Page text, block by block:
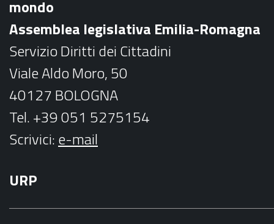
o
k
r
a
m
mondo
Assemblea legislativa Emilia-Romagna
Servizio Diritti dei Cittadini
Viale Aldo Moro, 50
40127 BOLOGNA
Tel. +39 051 5275154
Scrivici:e-mail
URP